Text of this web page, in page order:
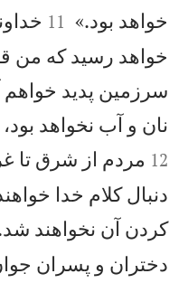
خواهد بود.»

11
خواهد رسيد كه من
سرزمين پديد
نان و آب نخواهد
12 مردم از شرق تا
دنبال كلام خدا
كردن آن نخواهند
دختران و پسران